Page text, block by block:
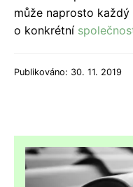
může naprosto
o konkrétní
Publikováno: 30. 11. 2019